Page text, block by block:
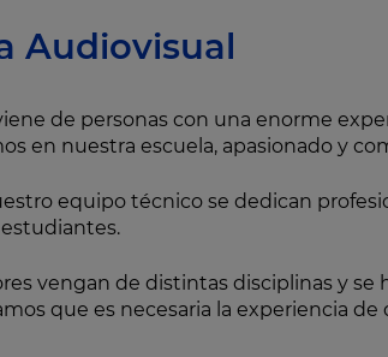
Audiovisual
de personas con una enorme
en nuestra escuela, apasionado y
equipo técnico se dedican
vengan de distintas disciplinas y
que es necesaria la experiencia